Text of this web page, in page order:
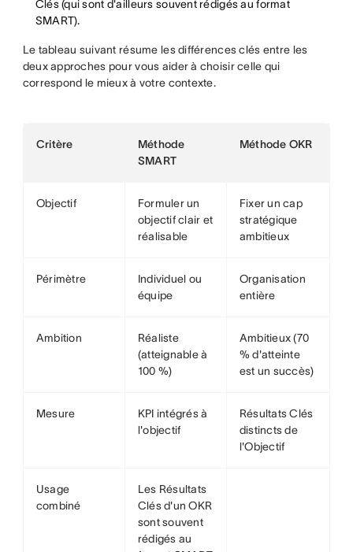
Clés (qui sont d'ailleurs souvent rédigés au format
SMART).
Le tableau suivant résume les différences clés entre les
deux approches pour vous aider à choisir celle qui
correspond le mieux à votre contexte.
Critère
Méthode
SMART
Méthode OKR
Objectif
Formuler un
objectif clair et
réalisable
Fixer un cap
stratégique
ambitieux
Périmètre
Individuel ou
équipe
Organisation
entière
Ambition
Réaliste
(atteignable à
100 %)
Ambitieux (70
% d'atteinte
est un succès)
Mesure
KPI intégrés à
l'objectif
Résultats Clés
distincts de
l'Objectif
Usage
combiné
Les Résultats
Clés d'un OKR
sont souvent
rédigés au